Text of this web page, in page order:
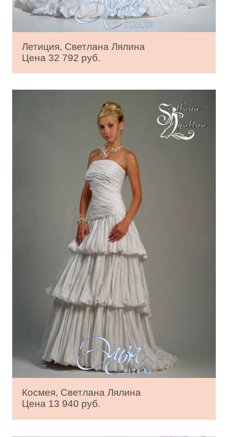
Летиция, Светлана Лялина
Цена 32 792 руб.
Космея, Светлана Лялина
Цена 13 940 руб.